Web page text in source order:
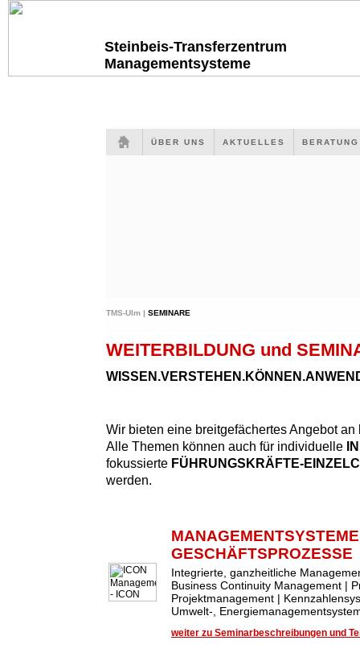
Steinbeis-Transferzentrum
Managementsysteme
ÜBER UNS AKTUELLES
TMS-Ulm | SEMINARE
WEITERBILDUNG und
Wir bieten eine breitgefächertes Angebot an
Alle Themen können auch für individuelle
fokussierte FÜHRUNGSKRÄFTE-
werden.
GESCHÄFTSPROZESSE
Integrierte, ganzheitliche
Business Continuity Management |
Projektmanagement |
Umwelt-,
weiter zu Seminarbeschreibungen und